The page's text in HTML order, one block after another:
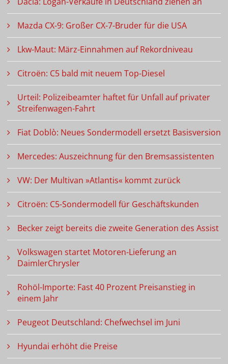
Mazda CX-9: Großer CX-7-Bruder für die USA
Lkw-Maut: März-Einnahmen auf Rekordniveau
Citroën: C5 bald mit neuem Top-Diesel
Urteil: Polizeibeamter haftet für Unfall auf privater
Streifenwagen-Fahrt
Fiat Doblò: Neues Sondermodell ersetzt Basisversion
Mercedes: Auszeichnung für den Bremsassistenten
VW: Der Multivan »Atlantis« kommt zurück
Citroën: C5-Sondermodell für Geschäftskunden
Becker zeigt bereits die zweite Generation des Assist
Volkswagen startet Motoren-Lieferung an
DaimlerChrysler
Rohöl-Importe: Fast 40 Prozent Preisanstieg in
einem Jahr
Peugeot Deutschland: Chefwechsel im Juni
Hyundai erhöht die Preise